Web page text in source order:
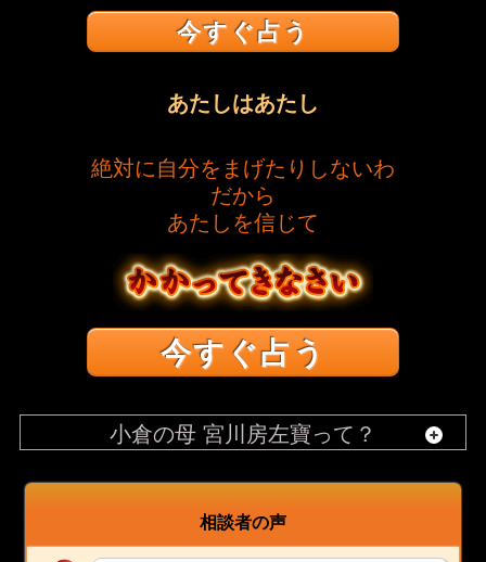
今すぐ占う
あたしはあたし
絶対に自分をまげたりしないわ
だから
あたしを信じて
今すぐ占う
小倉の母 宮川房左寶って？
相談者の声